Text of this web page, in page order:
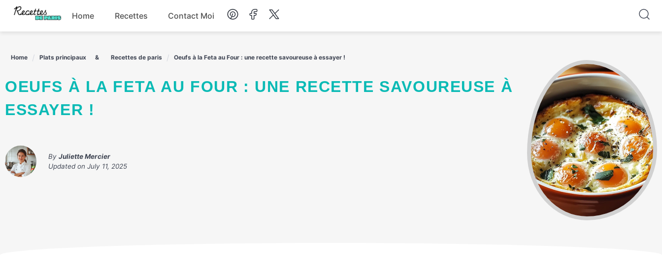
Skip
content
Home Recettes Contact Moi
Home Plats principaux Recettes de paris Oeufs à la Feta au Four : une recette savoureuse à essayer !
OEUFS À LA FETA AU FOUR : UNE RECETTE SAVOUREUSE À
ESSAYER !
By Juliette Mercier
Updated on July 11, 2025